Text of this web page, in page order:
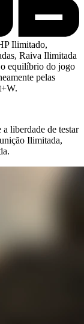
Ilimitado,
Raiva Ilimitada
equilíbrio do jogo
pelas
liberdade de testar
Ilimitada,